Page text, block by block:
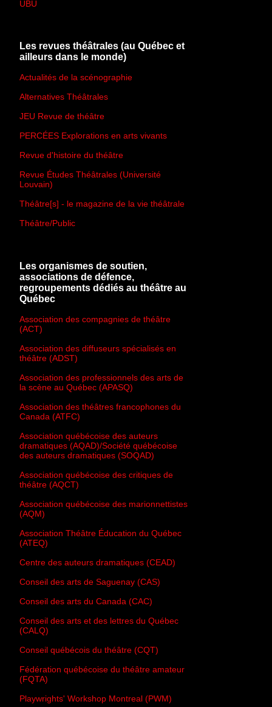
UBU
Les revues théâtrales (au Québec et
ailleurs dans le monde)
Actualités de la scénographie
Alternatives Théâtrales
JEU Revue de théâtre
PERCÉES Explorations en arts vivants
Revue d'histoire du théâtre
Revue Études Théâtrales (Université
Louvain)
Théâtre[s] - le magazine de la vie théâtrale
Théâtre/Public
Les organismes de soutien,
associations de défence,
regroupements dédiés au théâtre au
Québec
Association des compagnies de théâtre
(ACT)
Association des diffuseurs spécialisés en
théâtre (ADST)
Association des professionnels des arts de
la scène au Québec (APASQ)
Association des théâtres francophones du
Canada (ATFC)
Association québécoise des auteurs
dramatiques (AQAD)/Société québécoise
des auteurs dramatiques (SOQAD)
Association québécoise des critiques de
théâtre (AQCT)
Association québécoise des marionnettistes
(AQM)
Association Théâtre Éducation du Québec
(ATEQ)
Centre des auteurs dramatiques (CEAD)
Conseil des arts de Saguenay (CAS)
Conseil des arts du Canada (CAC)
Conseil des arts et des lettres du Québec
(CALQ)
Conseil québécois du théâtre (CQT)
Fédération québécoise du théâtre amateur
(FQTA)
Playwrights' Workshop Montreal (PWM)